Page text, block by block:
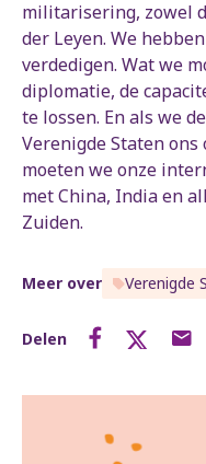
militarisering, zowel
der Leyen. We
verdedigen. Wat we
diplomatie, de
te lossen. En als we
Verenigde Staten
moeten we onze
met China, India en
Zuiden.
Meer over Verenigde
Delen